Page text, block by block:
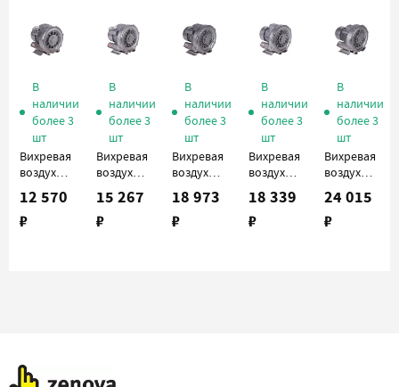
В
наличии
более 3
шт
Вихревая
воздуходувка
Zenova
2RB 210-
M004
12 570
₽
В
наличии
более 3
шт
Вихревая
воздуходувка
Zenova
2RB 310-
M005
15 267
₽
В
наличии
более 3
шт
Вихревая
воздуходувка
Zenova
2RB 410-
M013
18 973
₽
В
наличии
более 3
шт
Вихревая
воздуходувка
Zenova
2RB 410-
013
18 339
₽
В
наличии
более 3
шт
Вихревая
воздуходувка
Zenova
2RB 510-
016
24 015
₽